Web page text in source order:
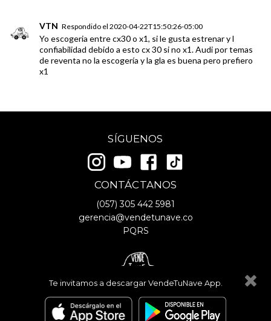
Te invitamos a descargar VendeTuNave App.
VTN Respondido el2020-04-22T15:50:26-05:00
Yo escogeria entre cx30 o x1, si le gusta estrenar y l
confiabilidad debido a esto cx 30 si no x1. Audi por temas
de reventa no la escogería y la gla es buena pero prefiero
x1
SÍGUENOS
CONTÁCTANOS
(057)305 442 5981
gerencia@vendetunave.co
PQRS
© Copyright2026 - VendeTuNave